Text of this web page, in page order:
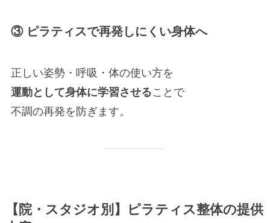
③ ピラティスで再発しにくい身体へ
正しい姿勢・呼吸・体の使い方を
運動として身体に学習させることで
不調の再発を防ぎます。
【院・スタジオ別】ピラティス整体の提供